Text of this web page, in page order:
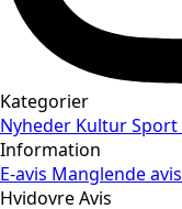
Kategorier
Nyheder KulturSport
Information
E-avis Manglende avis
Hvidovre Avis